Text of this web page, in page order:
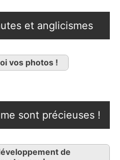
et anglicismes
vos photos !
sont précieuses !
de